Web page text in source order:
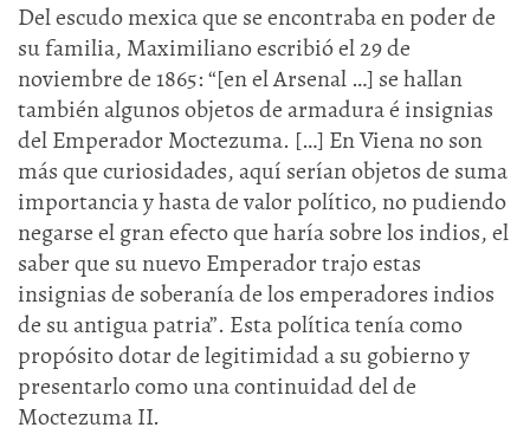
Del escudo mexica que se encontraba en poder de
su familia, Maximiliano escribió el 29 de
noviembre de 1865: “[en el Arsenal …] se hallan
también algunos objetos de armadura é insignias
del Emperador Moctezuma. […] En Viena no son
más que curiosidades, aquí serían objetos de suma
importancia y hasta de valor político, no pudiendo
negarse el gran efecto que haría sobre los indios, el
saber que su nuevo Emperador trajo estas
insignias de soberanía de los emperadores indios
de su antigua patria”. Esta política tenía como
propósito dotar de legitimidad a su gobierno y
presentarlo como una continuidad del de
Moctezuma II.